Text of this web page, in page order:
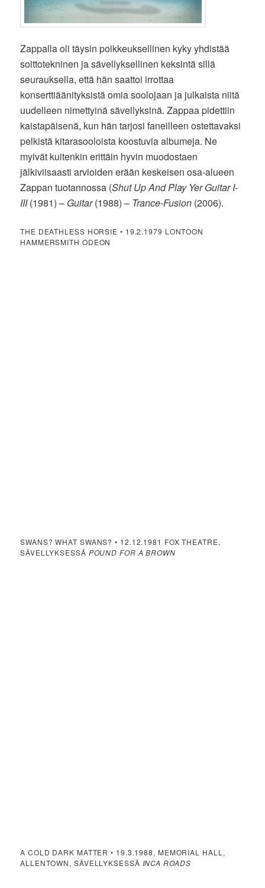
Zappalla oli täysin poikkeuksellinen kyky yhdistää
soittotekninen ja sävellyksellinen keksintä sillä
seurauksella, että hän saattoi irrottaa
konserttiäänityksistä omia soolojaan ja julkaista niitä
uudelleen nimettyinä sävellyksinä. Zappaa pidettiin
kaistapäisenä, kun hän tarjosi faneilleen ostettavaksi
pelkistä kitarasooloista koostuvia albumeja. Ne
myivät kuitenkin erittäin hyvin muodostaen
jälkiviisaasti arvioiden erään keskeisen osa-alueen
Zappan tuotannossa (Shut Up And Play Yer Guitar I-
III(1981) – Guitar(1988) – Trance-Fusion (2006).
THE DEATHLESS HORSIE • 19.2.1979 LONTOON
HAMMERSMITH ODEON
SWANS? WHAT SWANS? • 12.12.1981 FOX THEATRE,
SÄVELLYKSESSÄ POUND FOR A BROWN
A COLD DARK MATTER • 19.3.1988, MEMORIAL HALL,
ALLENTOWN, SÄVELLYKSESSÄ INCA ROADS